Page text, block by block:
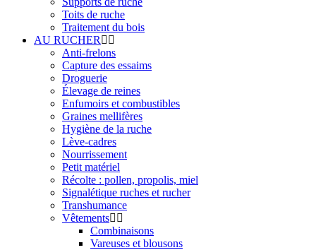
Toits de ruche
Traitement du bois
AU RUCHER
Anti-frelons
Capture des essaims
Droguerie
Élevage de reines
Enfumoirs et combustibles
Graines mellifères
Hygiène de la ruche
Lève-cadres
Nourrissement
Petit matériel
Récolte : pollen, propolis, miel
Signalétique ruches et rucher
Transhumance
Vêtements
Combinaisons
Vareuses et blousons